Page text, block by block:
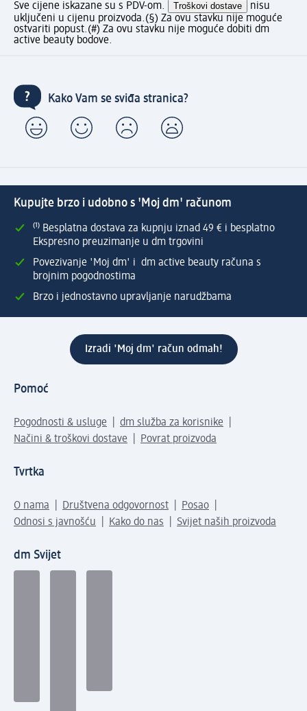
Sve cijene iskazane su s PDV-om. Troškovi dostave
nisu
uključeni u cijenu proizvoda.(§) Za ovu stavku nije moguće
ostvariti popust.(#) Za ovu stavku nije moguće dobiti dm
active beauty bodove.
Kako Vam se sviđa stranica?
Kupujte brzo i udobno s 'Moj dm' računom
⁽¹⁾ Besplatna dostava za kupnju iznad 49 € i besplatno
Ekspresno preuzimanje u dm trgovini
Povezivanje 'Moj dm' i dm active beauty računa s
brojnim pogodnostima
Brzo i jednostavno upravljanje narudžbama
Izradi 'Moj dm' račun odmah!
Pomoć
Pogodnosti & usluge
dm služba za korisnike
Načini & troškovi dostave
Povrat proizvoda
Tvrtka
O nama Društvena odgovornost
Posao
Odnosi s javnošću
Kako do nas Svijet naših proizvoda
dm Svijet